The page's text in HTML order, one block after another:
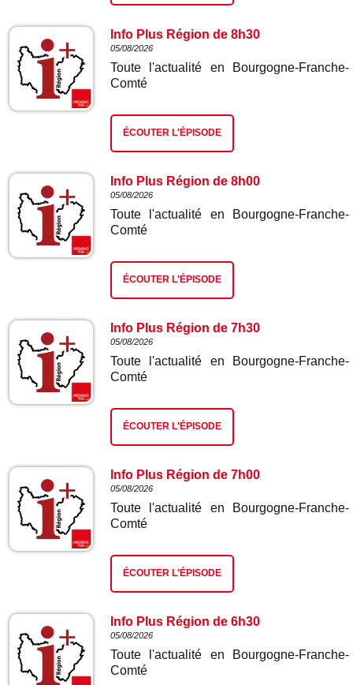
Info Plus Région de 8h30
05/08/2026
Toute l'actualité en Bourgogne-Franche-
Comté
ÉCOUTER L'ÉPISODE
Info Plus Région de 8h00
05/08/2026
Toute l'actualité en Bourgogne-Franche-
Comté
ÉCOUTER L'ÉPISODE
Info Plus Région de 7h30
05/08/2026
Toute l'actualité en Bourgogne-Franche-
Comté
ÉCOUTER L'ÉPISODE
Info Plus Région de 7h00
05/08/2026
Toute l'actualité en Bourgogne-Franche-
Comté
ÉCOUTER L'ÉPISODE
Info Plus Région de 6h30
05/08/2026
Toute l'actualité en Bourgogne-Franche-
Comté